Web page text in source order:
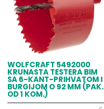
WOLFCRAFT 5492000
KRUNASTA TESTERA BIM
SA 6-KANT-PRIHVATOM I
BURGIJOM O 92 MM (PAK.
OD 1 KOM.)